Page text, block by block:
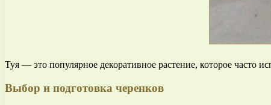
Туя — это популярное декоративное растение, которое часто
Выбор и подготовка черенков